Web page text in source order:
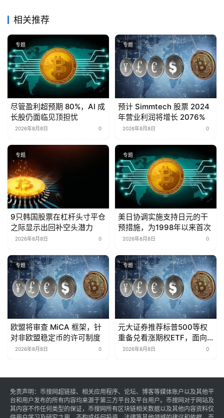
相关推荐
专题
尽管盈利超预期 80%，AI 成
长股仍面临见顶担忧
2026年8月8日 0
专题
预计 Simmtech 股票 2024
年营业利润将增长 2076%
2026年8月8日 0
专题
9只韩国股票在杠杆头寸平仓
之际显示出回补空头潜力
2026年8月8日 0
专题
美日协调实施支持日元的干
预措施，为1998年以来首次
2026年8月8日 0
专题
欧盟将审查 MiCA 框架，针
对非欧盟稳定币的许可制度
2026年8月8日 0
专题
元大证券推荐标普500等权
重备兑看涨期权ETF，面向
波动性股票。
2026年8月8日 0
免责声明：币搜网超链接、相关应用程序、论坛、博客等媒体账户以及其他平
台和用户发布的所有内容均来源于第三方平台及平台用户。币搜网对于网站及
其内容不作任何类型的保证，币搜网所有区块链相关数据以及其他内容资料仅